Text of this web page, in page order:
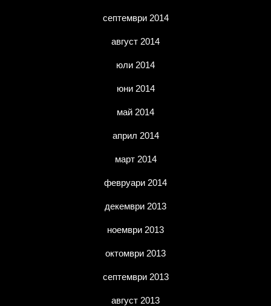
септември 2014
август 2014
юли 2014
юни 2014
май 2014
април 2014
март 2014
февруари 2014
декември 2013
ноември 2013
октомври 2013
септември 2013
август 2013